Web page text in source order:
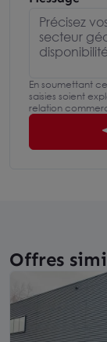
En soumettant
saisies soient
relation
Offres